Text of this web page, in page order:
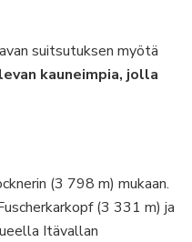
suitsutuksen myötä
kauneimpia, jolla
(3 798 m) mukaan.
(3 331 m) ja
Itävallan